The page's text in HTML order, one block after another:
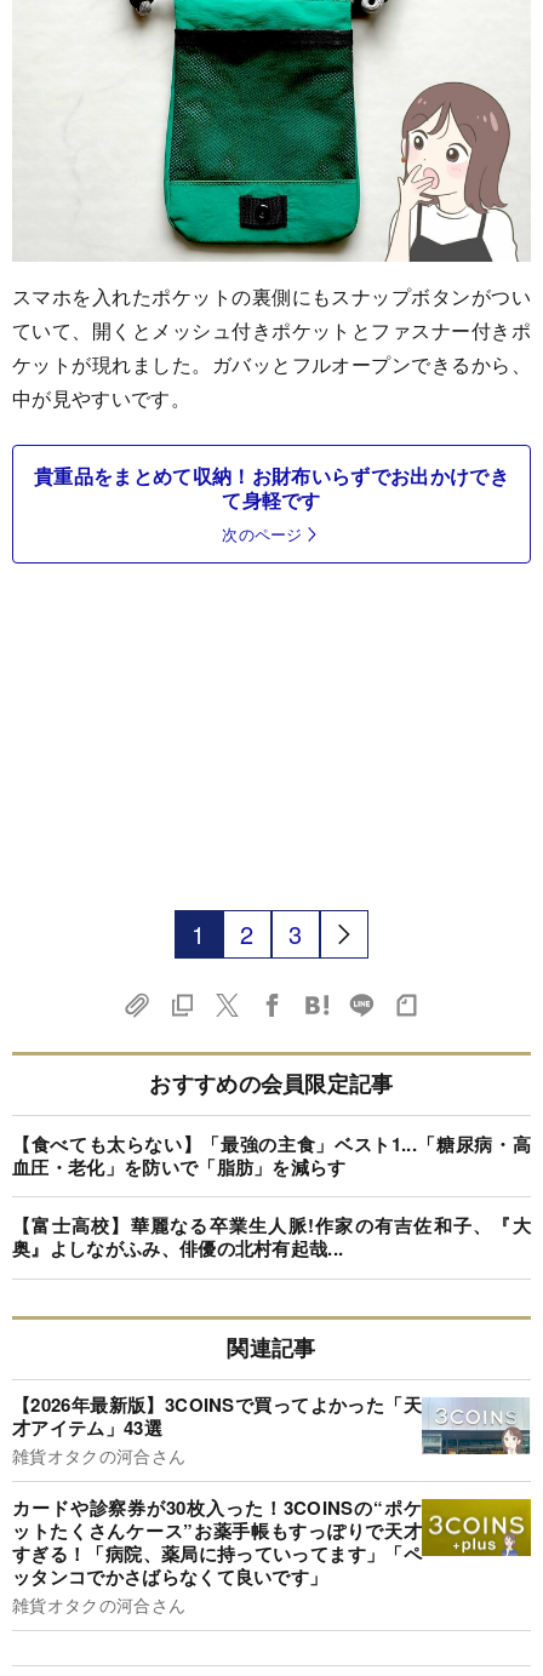
スマホを入れたポケットの裏側にもスナップボタンがつい
ていて、開くとメッシュ付きポケットとファスナー付きポ
ケットが現れました。ガバッとフルオープンできるから、
中が見やすいです。
貴重品をまとめて収納！お財布いらずでお出かけでき
て身軽です
次のページ
1 2 3
おすすめの会員限定記事
【食べても太らない】「最強の主食」ベスト1...「糖尿病・高
血圧・老化」を防いで「脂肪」を減らす
【富士高校】華麗なる卒業生人脈!作家の有吉佐和子、『大
奥』よしながふみ、俳優の北村有起哉...
関連記事
【2026年最新版】3COINSで買ってよかった「天
才アイテム」43選
雑貨オタクの河合さん
カードや診察券が30枚入った！3COINSの“ポケ
ットたくさんケース”お薬手帳もすっぽりで天才
すぎる！「病院、薬局に持っていってます」「ペ
ッタンコでかさばらなくて良いです」
雑貨オタクの河合さん